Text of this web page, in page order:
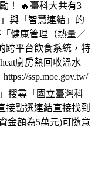
！ 🔥臺科大共有3
與「智慧連結」的
健康管理（熱量／
跨平台飲食系統，特
廚房熱回收溫水
ssp.moe.gov.tw/
搜尋「國立臺灣科
接點選連結直接找到
金額為5萬元)可隨意